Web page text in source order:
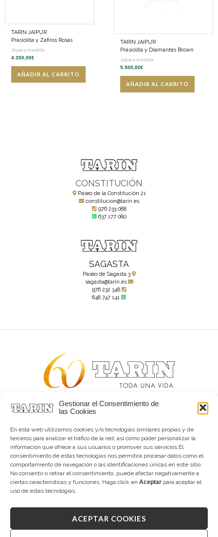
Gestionar el Consentimiento de
las Cookies
En esta web utilizamos cookies y/o tecnologías similares propias y de
terceros para analizar el tráfico de la red, así como poder personalizar la
información que ofrece a sus usuarios o promover sus servicios.El
consentimiento de estas tecnologías nos permitirá procesar datos como el
comportamiento de navegación o las identificaciones únicas en este sitio.
No consentir o retirar el consentimiento, puede afectar negativamente a
ciertas características y funciones. Haga click en Aceptar para aceptar el
uso de estas tecnologías.
ACEPTAR COOKIES
TARIN JAIPUR
Prasiolita y Zafiros Rosas
Joyas a medida
4.350,00€
AÑADIR AL CARRITO
TARIN JAIPUR
Prasiolita y Diamantes Brown
Joyas a medida
5.500,00€
AÑADIR AL CARRITO
CONSTITUCIÓN
Paseo de la Constitución 21
constitucion@tarin.es
976 233 088
637 177 080
SAGASTA
Paseo de Sagasta 3
sagasta@tarin.es
976 232 348
648 747 141
Alta joyería desde 1963
Tarín Magazine
Contacto
Copyright © 2026 Tarín Joyeros
Aviso legal|Política de uso|Política de privacidad